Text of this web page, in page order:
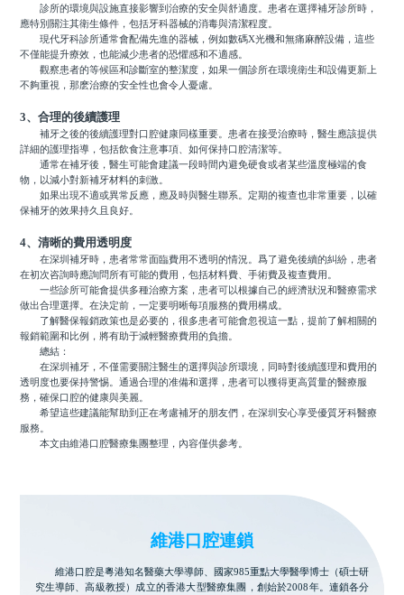
診所的環境與設施直接影響到治療的安全與舒適度。患者在選擇補牙診所時，
應特別關注其衛生條件，包括牙科器械的消毒與清潔程度。
現代牙科診所通常會配備先進的器械，例如數碼X光機和無痛麻醉設備，這些
不僅能提升療效，也能減少患者的恐懼感和不適感。
觀察患者的等候區和診斷室的整潔度，如果一個診所在環境衛生和設備更新上
不夠重視，那麽治療的安全性也會令人憂慮。
3、合理的後續護理
補牙之後的後續護理對口腔健康同樣重要。患者在接受治療時，醫生應該提供
詳細的護理指導，包括飲食注意事項、如何保持口腔清潔等。
通常在補牙後，醫生可能會建議一段時間內避免硬食或者某些溫度極端的食
物，以減小對新補牙材料的刺激。
如果出現不適或異常反應，應及時與醫生聯系。定期的複查也非常重要，以確
保補牙的效果持久且良好。
4、清晰的費用透明度
在深圳補牙時，患者常常面臨費用不透明的情況。爲了避免後續的糾紛，患者
在初次咨詢時應詢問所有可能的費用，包括材料費、手術費及複查費用。
一些診所可能會提供多種治療方案，患者可以根據自己的經濟狀況和醫療需求
做出合理選擇。在決定前，一定要明晰每項服務的費用構成。
了解醫保報銷政策也是必要的，很多患者可能會忽視這一點，提前了解相關的
報銷範圍和比例，將有助于減輕醫療費用的負擔。
總結：
在深圳補牙，不僅需要關注醫生的選擇與診所環境，同時對後續護理和費用的
透明度也要保持警惕。通過合理的准備和選擇，患者可以獲得更高質量的醫療服
務，確保口腔的健康與美麗。
希望這些建議能幫助到正在考慮補牙的朋友們，在深圳安心享受優質牙科醫療
服務。
本文由維港口腔醫療集團整理，內容僅供參考。
維港口腔連鎖
維港口腔是粵港知名醫藥大學導師、國家985重點大學醫學博士（碩士研
究生導師、高級教授）成立的香港大型醫療集團，創始於2008年。連鎖各分